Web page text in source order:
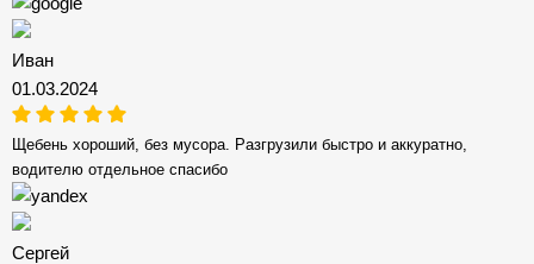
Иван
01.03.2024
Щебень хороший, без мусора. Разгрузили быстро и аккуратно,
водителю отдельное спасибо
Сергей